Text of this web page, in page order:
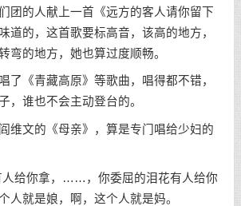
团的人献上一首《远方的客人请你留下
道的，这首歌要标高音，该高的地方，
弯的地方，她也算过度顺畅。
了《青藏高原》等歌曲，唱得都不错，
，谁也不会主动登台的。
维文的《母亲》，算是专门唱给少妇的
人给你拿，……，你委屈的泪花有人给你
就是娘，啊，这个人就是妈。